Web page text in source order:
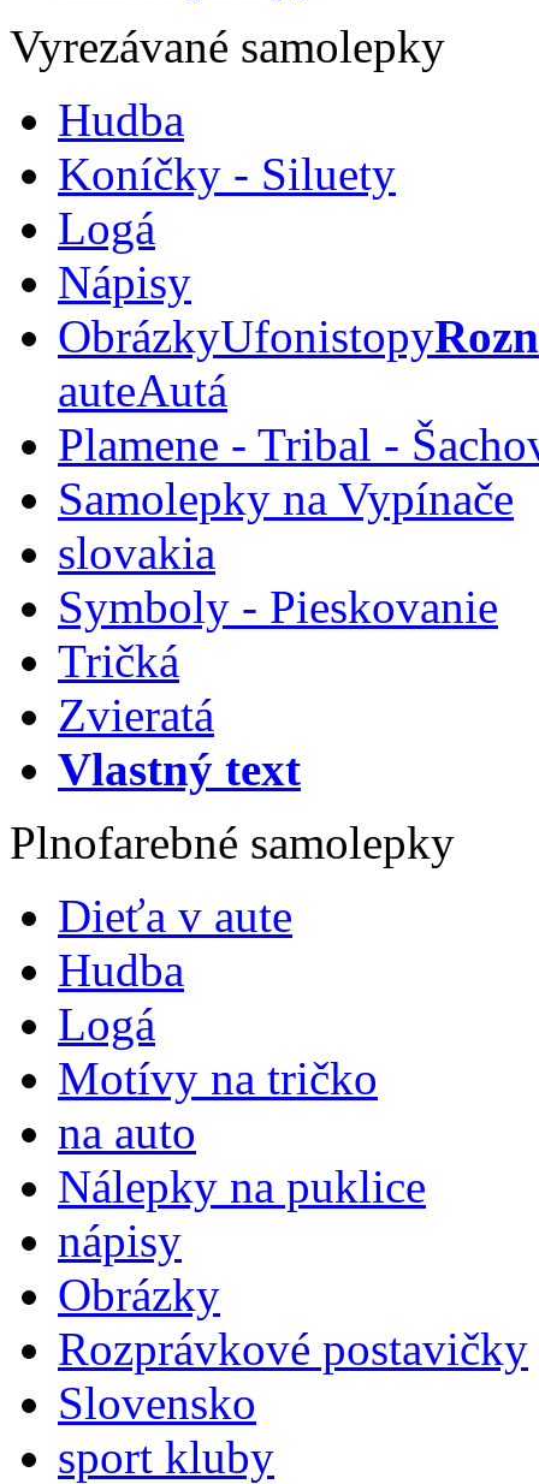
Vyrezávané samolepky
Hudba
Koníčky - Siluety
Logá
Nápisy
ObrázkyUfonistopy
auteAutá
Plamene - Tribal -
Samolepky na Vypínače
slovakia
Symboly - Pieskovanie
Tričká
Zvieratá
Vlastný text
Plnofarebné samolepky
Dieťa v aute
Hudba
Logá
Motívy na tričko
na auto
Nálepky na puklice
nápisy
Obrázky
Rozprávkové postavičky
Slovensko
sport kluby